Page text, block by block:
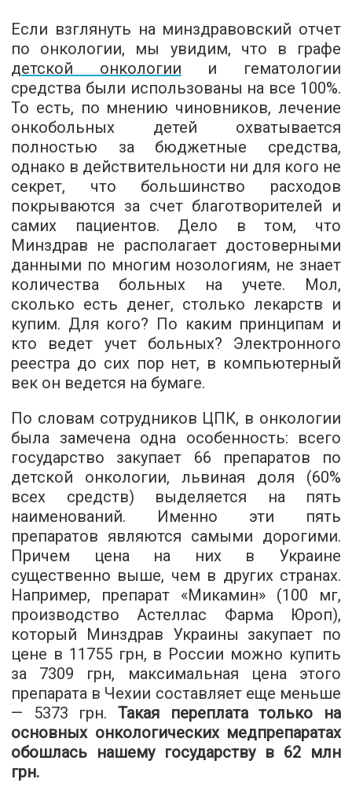
Если взглянуть на минздравовский отчет
по онкологии, мы увидим, что в графе
детской онкологии и гематологии
средства были использованы на все 100%.
То есть, по мнению чиновников, лечение
онкобольных детей охватывается
полностью за бюджетные средства,
однако в действительности ни для кого не
секрет, что большинство расходов
покрываются за счет благотворителей и
самих пациентов. Дело в том, что
Минздрав не располагает достоверными
данными по многим нозологиям, не знает
количества больных на учете. Мол,
сколько есть денег, столько лекарств и
купим. Для кого? По каким принципам и
кто ведет учет больных? Электронного
реестра до сих пор нет, в компьютерный
век он ведется на бумаге.
По словам сотрудников ЦПК, в онкологии
была замечена одна особенность: всего
государство закупает 66 препаратов по
детской онкологии, львиная доля (60%
всех средств) выделяется на пять
наименований. Именно эти пять
препаратов являются самыми дорогими.
Причем цена на них в Украине
существенно выше, чем в других странах.
Например, препарат «Микамин» (100 мг,
производство Астеллас Фарма Юроп),
который Минздрав Украины закупает по
цене в 11755 грн, в России можно купить
за 7309 грн, максимальная цена этого
препарата в Чехии составляет еще меньше
— 5373 грн. Такая переплата только на
основных онкологических медпрепаратах
обошлась нашему государству в 62 млн
грн.